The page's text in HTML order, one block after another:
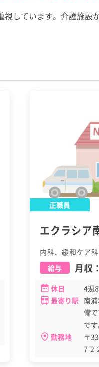
しています。介護施
正職員
エクラシア
内科、緩和ケア科
給与
月収：
休日
4週
最寄り駅 南
備
です
勤務地
〒
7-2-